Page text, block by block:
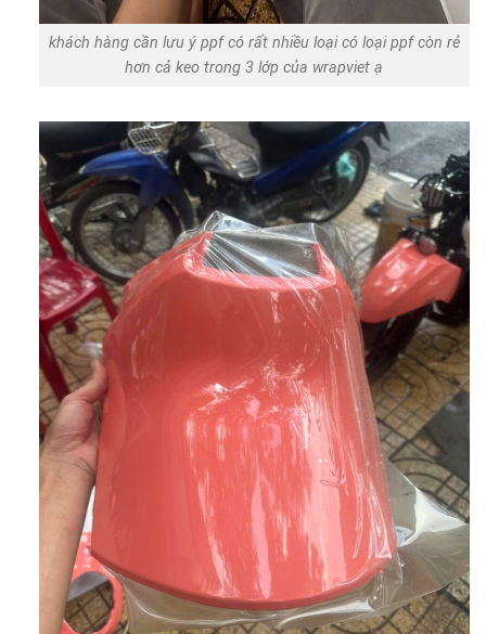
khách hàng cần lưu ý ppf có rất nhiều loại có loại ppf còn rẻ
hơn cả keo trong 3 lớp của wrapviet ạ